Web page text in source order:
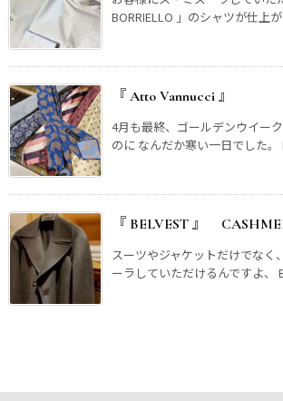
BORRIELLO 」のシャツが仕上
『 Atto Vannucci 』
4月も最終、ゴールデンウイー
のに なんだか寒い一日でした。
『 BELVEST 』
スーツやジャケットだけでなく
ーラしていただけるんですよ、